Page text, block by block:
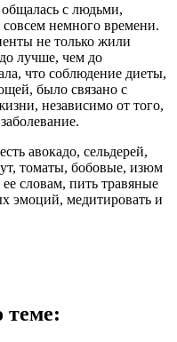
с людьми,
немного времени.
не только жили
лучше, чем до
что соблюдение диеты,
было связано с
независимо от того,
авокадо, сельдерей,
томаты, бобовые, изюм
словам, пить травяные
эмоций, медитировать и
теме: